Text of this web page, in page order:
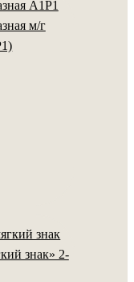
м/г
знак» 2-